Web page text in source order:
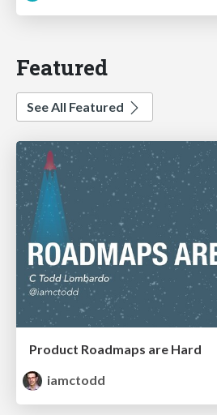
Featured
See All Featured
Product Roadmaps are Hard
iamctodd